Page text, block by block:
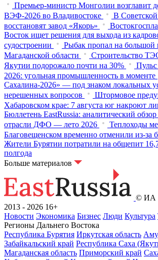
Премьер-министр Монголии возглавит
ВЭФ‑2026 во Владивостоке
В
восстановят завод «Якорь»
Восток ищет решения для выхода из
судостроении
Рыбак пропал на большой
Магаданской области
Строительство
Якутии подорожало почти на 30%
2026: угольная промышленность в моменте
Сахалина-2026» — под знаком локальных
нерешенных вопросов
Штормовое
Хабаровском крае: 7 августа юг накроют
Бюллетень EastRussia: аналитический
отрасли ДФО — лето 2026
Теплоходы
Благовещенском временно отменили из-за
Жители Бурятии потратили на общепит
полгода
Больше материалов
© ИА
2013 - 2026 16+
Новости Экономика Бизнес Люди Культура
Регионы Дальнего Востока
Республика Бурятия Иркутская область
Забайкальский край Республика Саха
Магаданская область Приморский край